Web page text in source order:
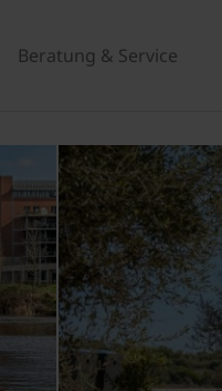
Beratung & Service